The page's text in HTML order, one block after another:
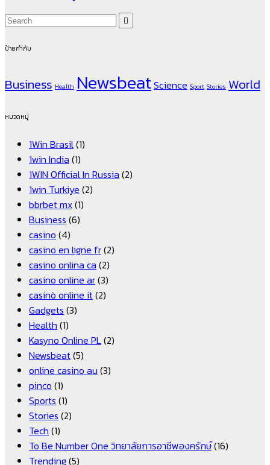
ป้ายกำกับ
Business Health NewsbeatScience Sport Stories World
หมวดหมู่
1Win Brasil(1)
1win India (1)
1WIN Official In Russia (2)
1win Turkiye (2)
bbrbet mx(1)
Business (6)
casino (4)
casino en ligne fr(2)
casino onlina ca (2)
casino online ar(3)
casinò online it(2)
Gadgets (3)
Health (1)
Kasyno Online PL(2)
Newsbeat(5)
online casino au (3)
pinco (1)
Sports (1)
Stories (2)
Tech (1)
To Be Number One วิทยาลัยการอาชีพองครักษ์(16)
Trending(5)